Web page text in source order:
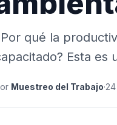
qué la
Esta
Muestreo del Trabajo·